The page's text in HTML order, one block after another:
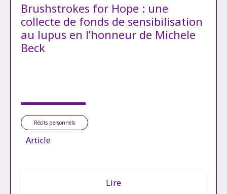
Brushstrokes for Hope : une
collecte de fonds de sensibilisation
au lupus en l’honneur de Michele
Beck
Récits personnels
Article
Lire